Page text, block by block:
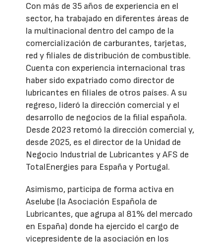
Con más de 35 años de experiencia en el
sector, ha trabajado en diferentes áreas de
la multinacional dentro del campo de la
comercialización de carburantes, tarjetas,
red y filiales de distribución de combustible.
Cuenta con experiencia internacional tras
haber sido expatriado como director de
lubricantes en filiales de otros países. A su
regreso, lideró la dirección comercial y el
desarrollo de negocios de la filial española.
Desde 2023 retomó la dirección comercial y,
desde 2025, es el director de la Unidad de
Negocio Industrial de Lubricantes y AFS de
TotalEnergies para España y Portugal.
Asimismo, participa de forma activa en
Aselube (la Asociación Española de
Lubricantes, que agrupa al 81% del mercado
en España) donde ha ejercido el cargo de
vicepresidente de la asociación en los